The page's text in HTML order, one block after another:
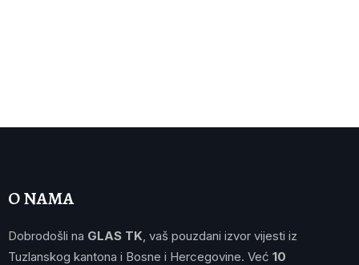
O NAMA
Dobrodošli na GLAS TK , vaš pouzdani izvor vijesti iz
Tuzlanskog kantona i Bosne i Hercegovine. Već 10